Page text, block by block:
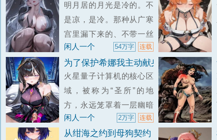
明月居的月光是冷的。不
是凉，是冷。那种从广寒
宫里漏下来的、不带一丝
活气的冷。小青端着茶盘
走过回廊时，手背上的汗
毛根根竖起。她缩了缩脖
子，侧耳听了听——廊下
那串风铃安安静静地垂
着，青铜铃舌没有叩击管
壁，连最细微的
闲人一个 连载
54万字
为了保护希娜我主动献身却被肏成西瓜
火星量子计算机的核心区
域，被称为“圣所”的地
方，永远笼罩着一层幽暗
的蓝光。那些光来自巨大
的水晶舱——里面悬浮着
闲人一个 连载
2万字
从绀海之约到母狗契约：希儿被凯恩彻